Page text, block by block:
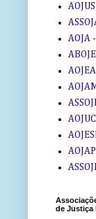
AOJA -
de Justiça